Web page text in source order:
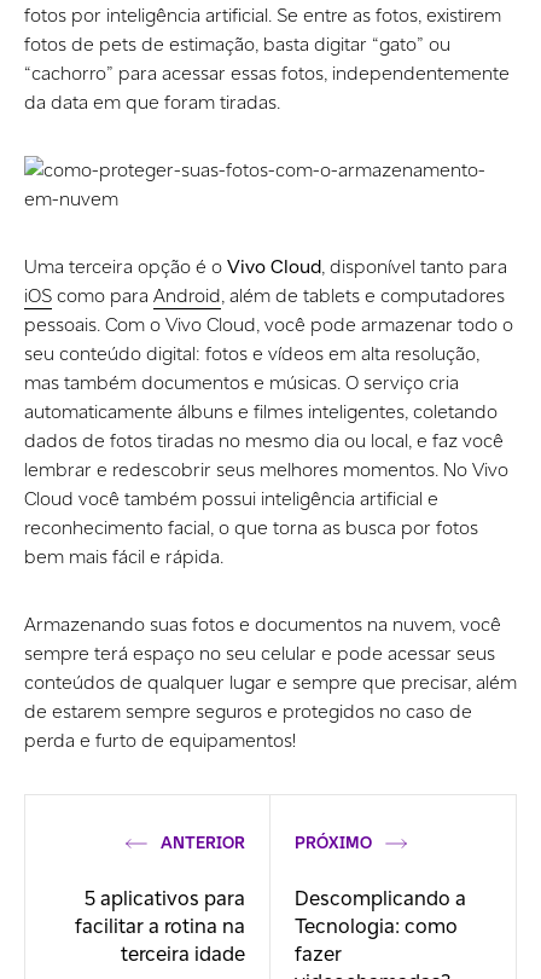
fotos por inteligência artificial. Se entre as fotos, existirem
fotos de pets de estimação, basta digitar “gato” ou
“cachorro” para acessar essas fotos, independentemente
da data em que foram tiradas.
Uma terceira opção é oVivo Cloud, disponível tanto para
iOScomo para Android, além de tablets e computadores
pessoais. Com o Vivo Cloud, você pode armazenar todo o
seu conteúdo digital: fotos e vídeos em alta resolução,
mas também documentos e músicas. O serviço cria
automaticamente álbuns e filmes inteligentes, coletando
dados de fotos tiradas no mesmo dia ou local, e faz você
lembrar e redescobrir seus melhores momentos. No Vivo
Cloud você também possui inteligência artificial e
reconhecimento facial, o que torna as busca por fotos
bem mais fácil e rápida.
Armazenando suas fotos e documentos na nuvem, você
sempre terá espaço no seu celular e pode acessar seus
conteúdos de qualquer lugar e sempre que precisar, além
de estarem sempre seguros e protegidos no caso de
perda e furto de equipamentos!
ANTERIOR
5 aplicativos para
facilitar a rotina na
terceira idade
PRÓXIMO
Descomplicando a
Tecnologia: como
fazer